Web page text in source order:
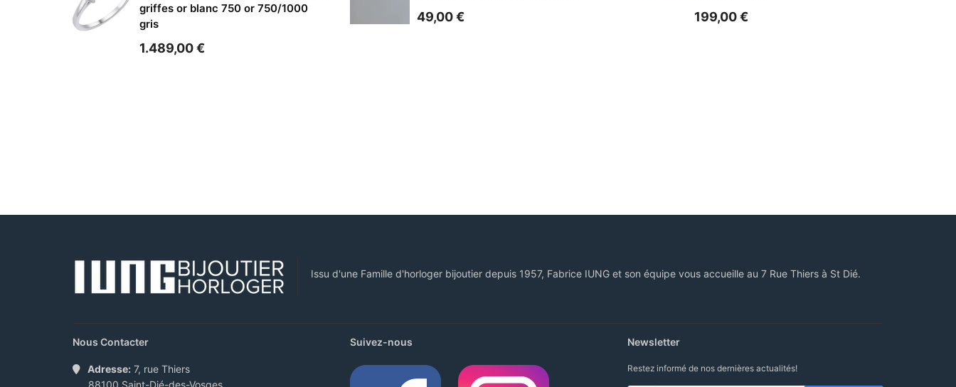
griffes or blanc 750 or 750/1000
gris
1.489,00€
49,00€ 199,00€
Issu d'une Famille d'horloger bijoutier depuis 1957, Fabrice IUNG et son équipe vous accueille au 7 Rue Thiers à St Dié.
Nous Contacter
Adresse: 7, rue Thiers
88100 Saint-Dié-des-Vosges
Suivez-nous Newsletter
Restez informé de nos dernières actualités!